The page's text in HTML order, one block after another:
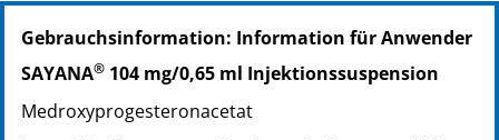
PZN: 05035753
PPN: 110503575359
PZN: 09252341
Gebrauchsinformation: Information für Anwender
SAYANA® 104 mg/0,65 ml Injektionssuspension
Medroxyprogesteronacetat